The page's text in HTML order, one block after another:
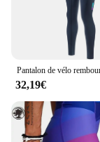
32,19€